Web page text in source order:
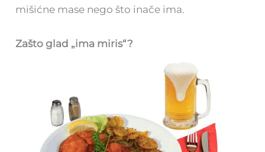
mišićne mase nego što inače ima.
Zašto glad „ima miris“?